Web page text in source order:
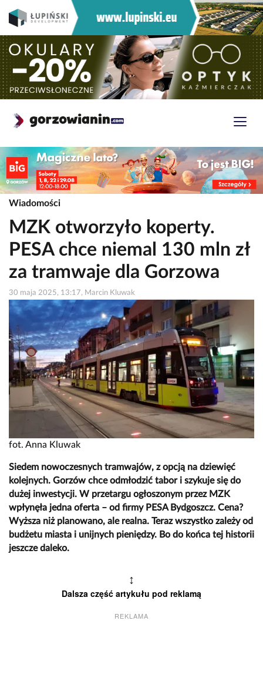
Wiadomości
MZK otworzyło koperty.
PESA chce niemal 130 mln zł
za tramwaje dla Gorzowa
30 maja 2025, 13:17, Marcin Kluwak
fot. Anna Kluwak
Siedem nowoczesnych tramwajów, z opcją na dziewięć
kolejnych. Gorzów chce odmłodzić tabor i szykuje się do
dużej inwestycji. W przetargu ogłoszonym przez MZK
wpłynęła jedna oferta – od firmy PESA Bydgoszcz. Cena?
Wyższa niż planowano, ale realna. Teraz wszystko zależy od
budżetu miasta i unijnych pieniędzy. Bo do końca tej historii
jeszcze daleko.
↕
Dalsza część artykułu pod reklamą
REKLAMA